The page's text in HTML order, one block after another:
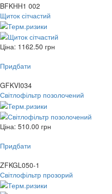
BFKHH1 002
Щиток сітчастий
Ціна: 1162.50 грн
Придбати
GFKVI034
Світлофільтр позолочений
Ціна: 510.00 грн
Придбати
ZFKGL050-1
Світлофільтр прозорий